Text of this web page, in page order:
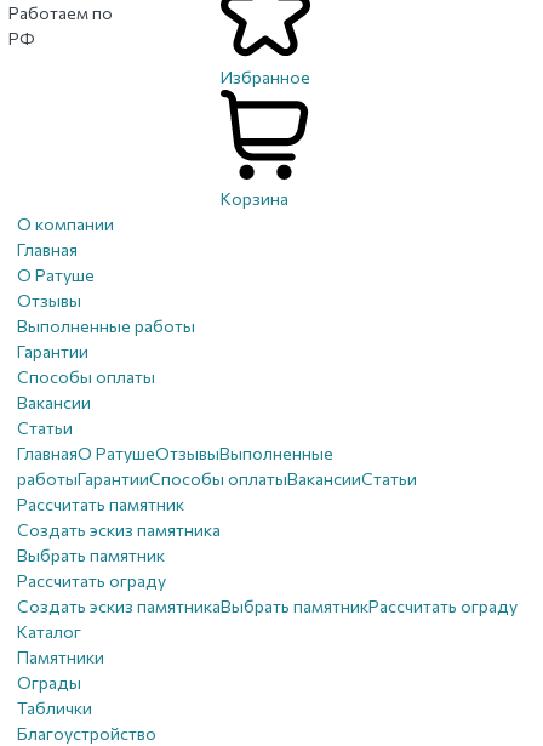
Работаем по
РФ
Избранное
Корзина
О компании
Главная
О Ратуше
Отзывы
Выполненные работы
Гарантии
Способы оплаты
Вакансии
Статьи
ГлавнаяО РатушеОтзывыВыполненные
работыГарантииСпособы оплатыВакансииСтатьи
Рассчитать памятник
Создать эскиз памятника
Выбрать памятник
Рассчитать ограду
Создать эскиз памятникаВыбрать памятникРассчитать ограду
Каталог
Памятники
Ограды
Таблички
Благоустройствo